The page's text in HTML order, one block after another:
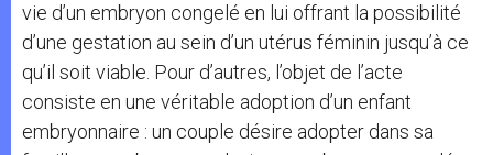
vie d’un embryon congelé en lui offrant la possibilité
d’une gestation au sein d’un utérus féminin jusqu’à ce
qu’il soit viable. Pour d’autres, l’objet de l’acte
consiste en une véritable adoption d’un enfant
embryonnaire : un couple désire adopter dans sa